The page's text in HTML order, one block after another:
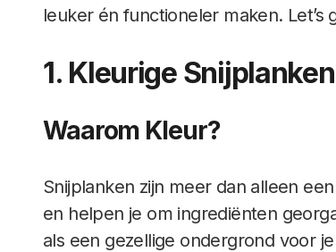
leuker én functioneler maken. Let’s
1. Kleurige
Waarom Kleur?
Snijplanken zijn meer dan alleen
en helpen je om ingrediënten
als een gezellige ondergrond voor